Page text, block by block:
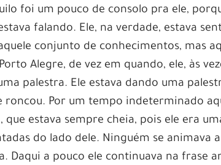
foi um pouco de consolo pra ele,
falando. Ele, na verdade, estava
conjunto de conhecimentos, mas
Alegre, de vez em quando, ele, às
palestra. Ele estava dando uma
roncou. Por um tempo indeterminado
estava sempre cheia, pois ele era
do lado dele. Ninguém se animava
Daqui a pouco ele continuava na frase